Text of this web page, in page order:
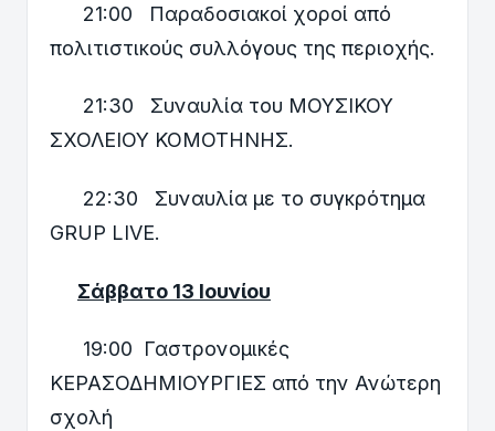
21:00 Παραδοσιακοί χοροί από
πολιτιστικούς συλλόγους της περιοχής.
21:30 Συναυλία του ΜΟΥΣΙΚΟΥ
ΣΧΟΛΕΙΟΥ ΚΟΜΟΤΗΝΗΣ.
22:30 Συναυλία με το συγκρότημα
GRUP LIVE.
Σάββατο 13 Ιουνίου
19:00 Γαστρονομικές
ΚΕΡΑΣΟΔΗΜΙΟΥΡΓΙΕΣ από την Ανώτερη
σχολή